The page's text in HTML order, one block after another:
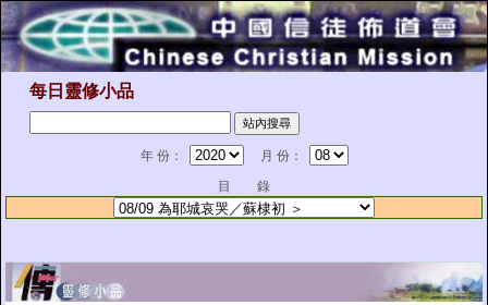
每日靈修小品
年 份：
月 份：
目 錄